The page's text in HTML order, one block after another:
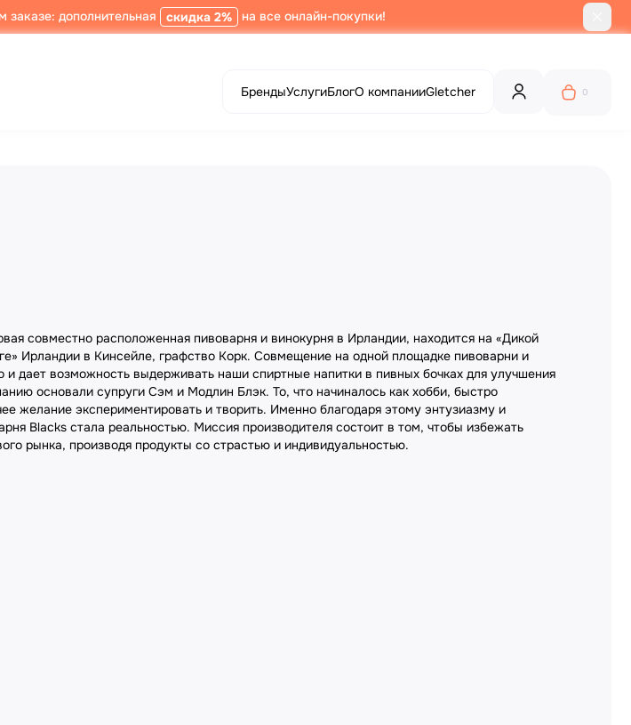
заказе: дополнительная скидка 2% на все онлайн-покупки!
БрендыУслугиБлогО компанииGletcher 0
совместно расположенная пивоварня и винокурня в Ирландии, находится на «Дикой
Ирландии в Кинсейле, графство Корк. Совмещение на одной площадке пивоварни и
и дает возможность выдерживать наши спиртные напитки в пивных бочках для улучшения
основали супруги Сэм и Модлин Блэк. То, что начиналось как хобби, быстро
желание экспериментировать и творить. Именно благодаря этому энтузиазму и
Blacks стала реальностью. Миссия производителя состоит в том, чтобы избежать
рынка, производя продукты со страстью и индивидуальностью.